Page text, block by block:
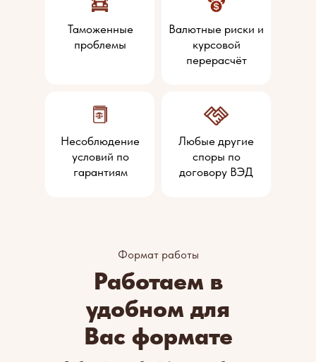
Таможенные
проблемы
Валютные риски и
курсовой
перерасчёт
Несоблюдение
условий по
гарантиям
Любые другие
споры по
договору ВЭД
Работаем в
удобном для
Вас формате
Формат работы